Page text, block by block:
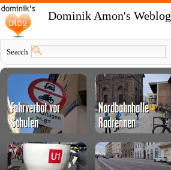
Dominik Amon's Weblog
Search